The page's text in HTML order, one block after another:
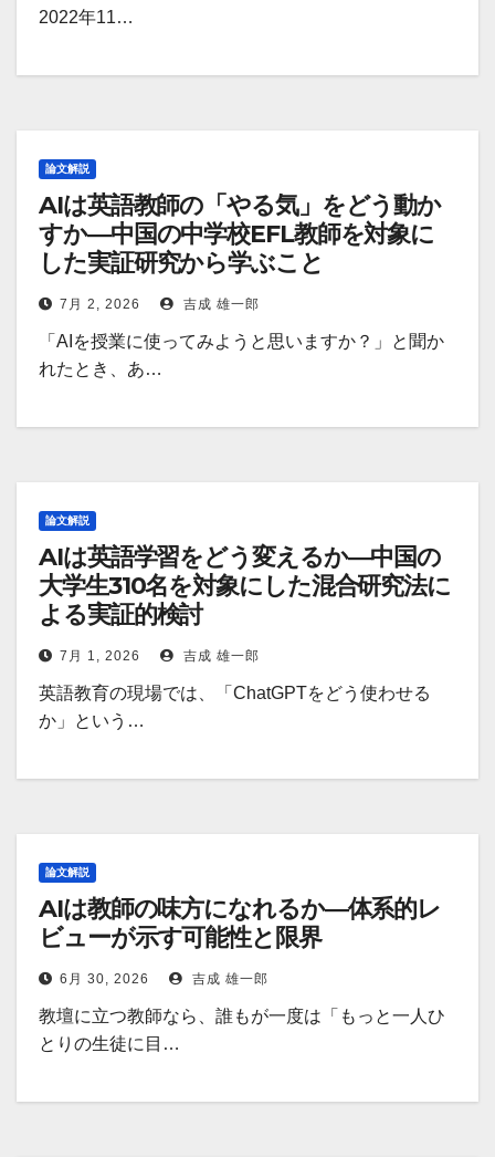
2022年11…
論文解説
AIは英語教師の「やる気」をどう動か
すか―中国の中学校EFL教師を対象に
した実証研究から学ぶこと
7月 2, 2026 吉成 雄一郎
「AIを授業に使ってみようと思いますか？」と聞か
れたとき、あ…
論文解説
AIは英語学習をどう変えるか―中国の
大学生310名を対象にした混合研究法に
よる実証的検討
7月 1, 2026 吉成 雄一郎
英語教育の現場では、「ChatGPTをどう使わせる
か」という…
論文解説
AIは教師の味方になれるか―体系的レ
ビューが示す可能性と限界
6月 30, 2026 吉成 雄一郎
教壇に立つ教師なら、誰もが一度は「もっと一人ひ
とりの生徒に目…